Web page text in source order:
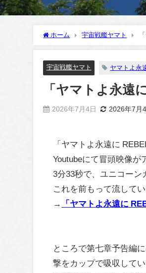
ホーム 宇宙戦艦ヤマト
宇宙戦艦ヤマト ヤマトよ永
「ヤマトよ永遠
2026年7月4日 2026年7月
「ヤマトよ永遠に
Youtubeにて冒頭映像が
3分33秒で、ユニコーン
これを前もって流して
→
「ヤマトよ永遠に
ところで第七章予告編
撃をカップで吸収してい